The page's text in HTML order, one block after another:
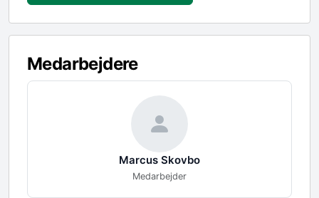
Medarbejdere
Marcus Skovbo
Medarbejder